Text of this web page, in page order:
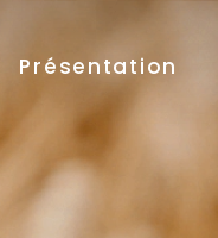
Présentation